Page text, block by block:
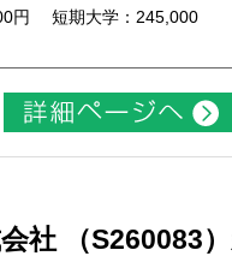
円 短期大学：245,000
社 （S260083